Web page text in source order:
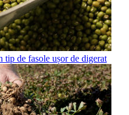
tip de fasole ușor de digerat